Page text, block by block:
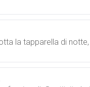
la tapparella di